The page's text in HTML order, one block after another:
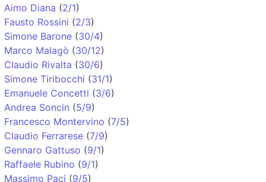
Aimo Diana (2/1)
Fausto Rossini (2/3)
Simone Barone (30/4)
Marco Malagò (30/12)
Claudio Rivalta (30/6)
Simone Tiribocchi (31/1)
Emanuele Concetti (3/6)
Andrea Soncin (5/9)
Francesco Montervino (7/5)
Claudio Ferrarese (7/9)
Gennaro Gattuso (9/1)
Raffaele Rubino (9/1)
Massimo Paci (9/5)